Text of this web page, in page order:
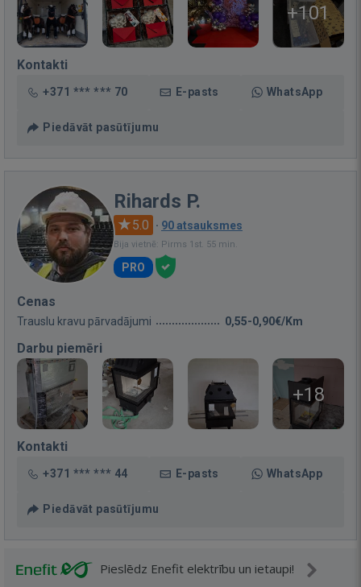
+101
Kontakti
+371 *** *** 70 E-pasts WhatsApp
Piedāvāt pasūtījumu
Rihards P.
5.0 · 90 atsauksmes
Bija vietnē: Pirms 1st. 55 min.
PRO
Cenas
Trauslu kravu pārvadājumi 0,55-0,90€/Km
Darbu piemēri
+18
Kontakti
+371 *** *** 44 E-pasts WhatsApp
Piedāvāt pasūtījumu
Pieslēdz Enefit elektrību un ietaupi!